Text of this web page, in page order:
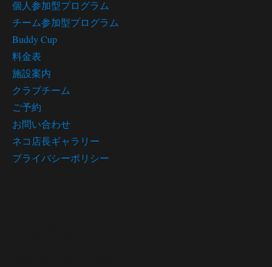
個人参加型プログラム
チーム参加型プログラム
Buddy Cup
料金表
施設案内
クラブチーム
ご予約
お問い合わせ
ネコ店長ギャラリー
プライバシーポリシー